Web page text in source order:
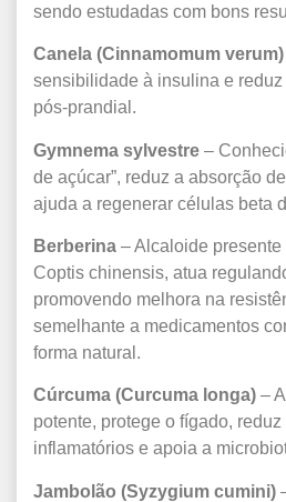
sendo estudadas com bons
Canela (Cinnamomum verum)
sensibilidade à insulina e
pós-prandial.
Gymnema sylvestre –
de açúcar”, reduz a absorção
ajuda a regenerar células beta
Berberina – Alcaloide
Coptis chinensis, atua
promovendo melhora na
semelhante a medicamentos
forma natural.
Cúrcuma (Curcuma longa) –
potente, protege o fígado,
inflamatórios e apoia a
Jambolão (Syzygium cumini)